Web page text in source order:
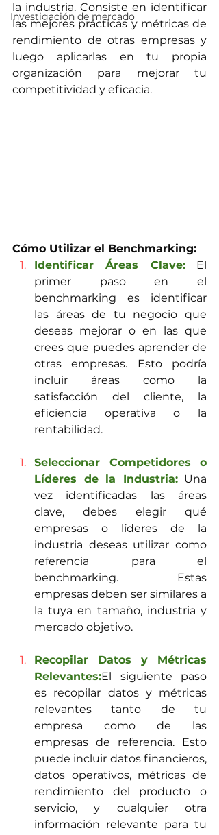
Investigación de mercado
la industria. Consiste en identificar
las mejores prácticas y métricas de
rendimiento de otras empresas y
luego aplicarlas en tu propia
organización para mejorar tu
competitividad y eficacia.
Cómo Utilizar el Benchmarking:
Identificar Áreas Clave: El
primer paso en el
benchmarking es identificar
las áreas de tu negocio que
deseas mejorar o en las que
crees que puedes aprender de
otras empresas. Esto podría
incluir áreas como la
satisfacción del cliente, la
eficiencia operativa o la
rentabilidad.
Seleccionar Competidores o
Líderes de la Industria: Una
vez identificadas las áreas
clave, debes elegir qué
empresas o líderes de la
industria deseas utilizar como
referencia para el
benchmarking. Estas
empresas deben ser similares a
la tuya en tamaño, industria y
mercado objetivo.
Recopilar Datos y Métricas
Relevantes:El siguiente paso
es recopilar datos y métricas
relevantes tanto de tu
empresa como de las
empresas de referencia. Esto
puede incluir datos financieros,
datos operativos, métricas de
rendimiento del producto o
servicio, y cualquier otra
información relevante para tu